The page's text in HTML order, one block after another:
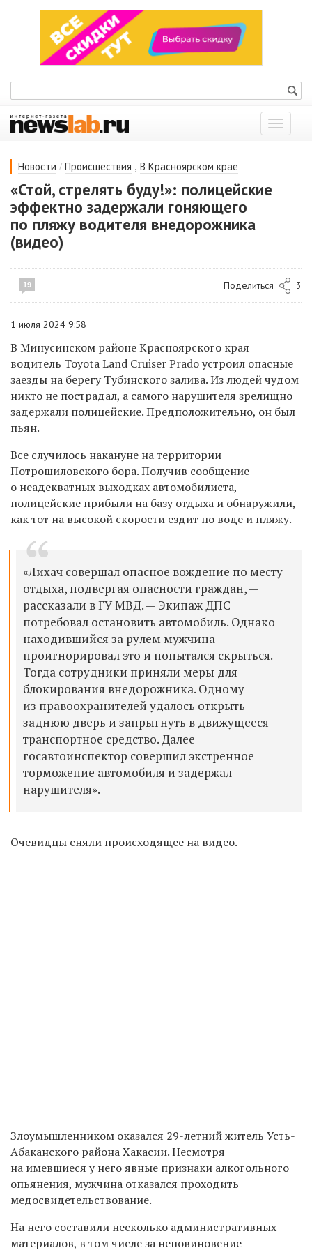
Показать
меню
Новости / Происшествия , В Красноярском крае
«Стой, стрелять буду!»: полицейские
эффектно задержали гоняющего
по пляжу водителя внедорожника
(видео)
19 Поделиться 3
1 июля 2024 9:58
В Минусинском районе Красноярского края
водитель Toyota Land Cruiser Prado устроил опасные
заезды на берегу Тубинского залива.Из людей чудом
никто не пострадал, а самого нарушителя зрелищно
задержали полицейские. Предположительно, он был
пьян.
Все случилось накануне на территории
Потрошиловского бора. Получив сообщение
о неадекватных выходках автомобилиста,
полицейские прибыли на базу отдыха и обнаружили,
как тот на высокой скорости ездит по воде и пляжу.
«Лихач совершал опасное вождение по месту
отдыха, подвергая опасности граждан, —
рассказали в ГУ МВД. — Экипаж ДПС
потребовал остановить автомобиль. Однако
находившийся за рулем мужчина
проигнорировал это и попытался скрыться.
Тогда сотрудники приняли меры для
блокирования внедорожника. Одному
из правоохранителей удалось открыть
заднюю дверь и запрыгнуть в движущееся
транспортное средство. Далее
госавтоинспектор совершил экстренное
торможение автомобиля и задержал
нарушителя».
Очевидцы сняли происходящее на видео.
Злоумышленником оказался 29-летний житель Усть-
Абаканского района Хакасии. Несмотря
на имевшиеся у него явные признаки алкогольного
опьянения, мужчина отказался проходить
медосвидетельствование.
На него составили несколько административных
материалов, в том числе за неповиновение